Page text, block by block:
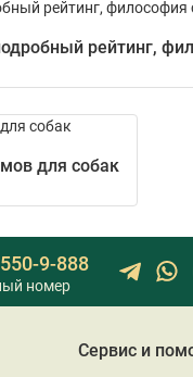
рейтинг,
для собак
9-888
номер
Сервис и